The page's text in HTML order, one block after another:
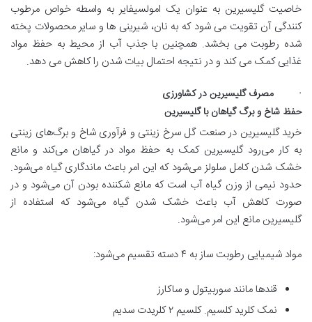
خاصیت گلیسیرین به عنوان یک امولسیفایر به واسطه خواص مرطوب
کنندگی آن تقویت می شود که به نان، شیرینی ها و سایر محصولات پخته
شده رطوبت می بخشد. همچنین با جذب آب از محیط به حفظ مواد
غذایی کمک می کند و در نتیجه احتمال بیات شدن را کاهش می دهد.
· مصرف گلیسیرین در کشاورزی
حفظ شاخ و برگ گیاهان با گلیسیرین
خرید گلیسیرین در صنعت گل سرخ زینتی و فرآوری شاخ و برگ‌های زینتی
به کار می‌رود گلیسیرین کمک به حفظ مواد در گیاهان می‌کند و مانع
خشک شدن کامل سلولز می‌شود که این امر باعث ماندگاری گیاه می‌شود.
حدود نیمی از وزن گیاه آب است که مانع شکننده بودن آن می‌شود و در
صورت کاهش آب باعث خشک شدن گیاه می‌شود که استفاده از
گلیسیرین مانع این امر می‌شود.
مواد شیمیایی رطوبت ساز به ۴ دسته تقسیم می‌شود:
قندها مانند سوربیتول و ساکارز
نمک کلرید کلسیم. کلسیم ۲ کلریدت سدیم